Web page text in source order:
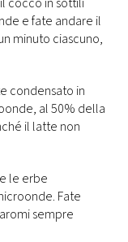
e fate andare il
minuto ciascuno,
condensato in
al 50% della
il latte non
le erbe
Fate
sempre